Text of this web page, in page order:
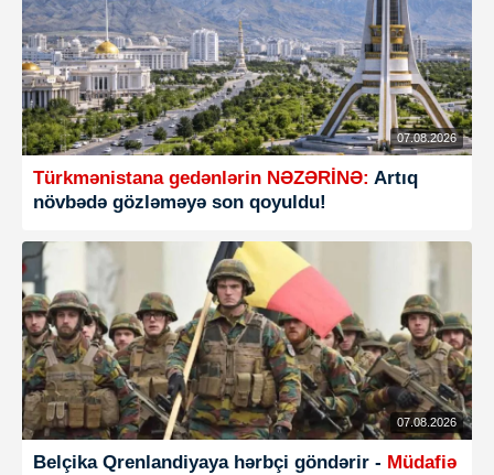
07.08.2026
Türkmənistana gedənlərin NƏZƏRİNƏ: Artıq
növbədə gözləməyə son qoyuldu!
07.08.2026
Belçika Qrenlandiyaya hərbçi göndərir - Müdafiə